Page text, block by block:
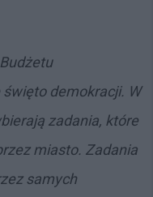
demokracji. W
zadania, które
miasto. Zadania
samych